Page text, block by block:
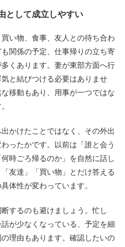
として成立しやすい
い物、食事、友人との待ち合わ
関係の予定、仕事帰りの立ち寄
くあります。妻が東部方面へ行
と結びつける必要はありませ
移動もあり、用事が一つではな
かけたことではなく、その外出
ったかです。以前は「誰と会う
時ごろ帰るのか」を自然に話し
友達」「買い物」とだけ答える
体性が変わっています。
するのも避けましょう。忙し
が少なくなっている、予定を細
理由もあります。確認したいの